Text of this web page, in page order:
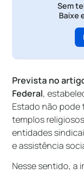
Sem
Baixe
Prevista no
Federal,
Estado não
templos
entidades
e assistência
Nesse sentido, a